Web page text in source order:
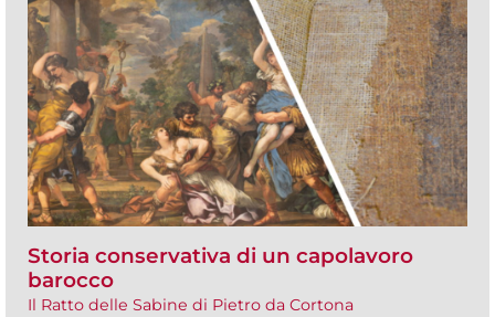
Storia conservativa di un capolavoro
barocco
Il Ratto delle Sabine di Pietro da Cortona